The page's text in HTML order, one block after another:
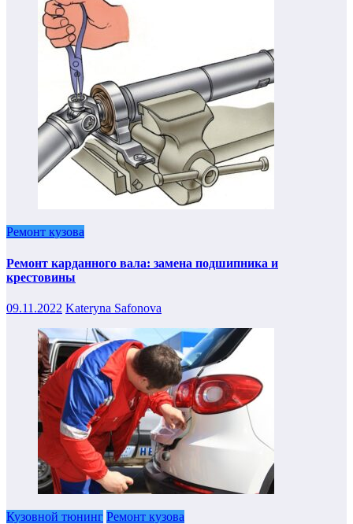
Ремонт кузова
Ремонт карданного вала: замена подшипника и
крестовины
09.11.2022 Kateryna Safonova
Кузовной тюнинг Ремонт кузова